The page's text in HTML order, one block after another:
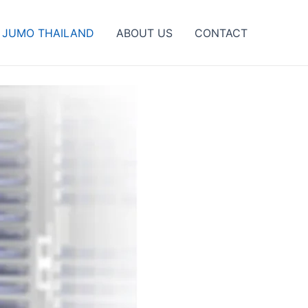
JUMO THAILAND ABOUT US CONTACT